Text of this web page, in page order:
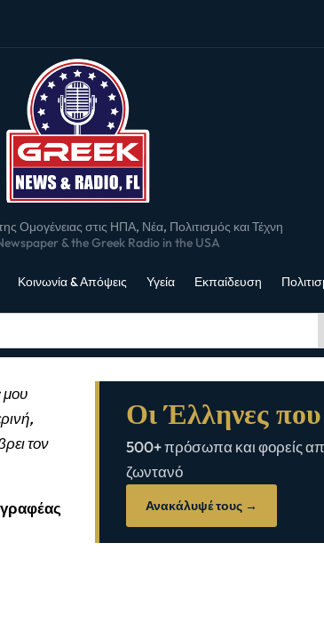
Ομογένειας στις ΗΠΑ, Νέα, Πολιτισμός και Τέχνη
& the Greek Radio in the USA
Κοινωνία & Απόψεις Υγεία Εκπαίδευση
μου
τον
Οι Έλληνες που
500+ πρόσωπα και φορείς
ζωντανό
Ανακάλυψέ τους →